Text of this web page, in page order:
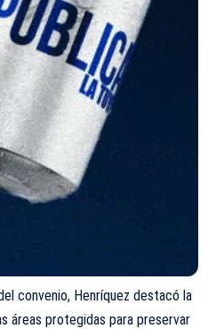
convenio, Henríquez destacó la
áreas protegidas para preservar